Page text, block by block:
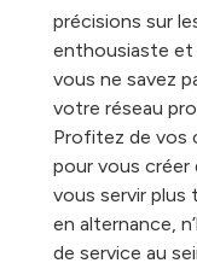
précisions sur
enthousiaste et
vous ne savez
votre réseau
Profitez de vos
pour vous créer
vous servir plus
en alternance,
de service au